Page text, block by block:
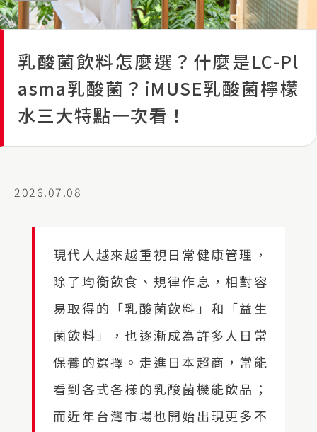
乳酸菌飲料怎麼選？什麼是LC-Pl
asma乳酸菌？iMUSE乳酸菌檸檬
水三大特點一次看！
2026.07.08
現代人越來越重視日常健康管理，
除了均衡飲食、規律作息，相對容
易取得的「乳酸菌飲料」和「益生
菌飲料」，也逐漸成為許多人日常
保養的選擇。走進日本超商，常能
看到各式各樣的乳酸菌機能飲品；
而近年台灣市場也開始出現更多不